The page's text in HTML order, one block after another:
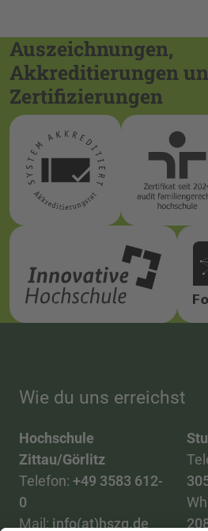
Auszeichnungen,
Akkreditierungen
Zertifizierungen
Wie du uns erreichst
Hochschule
Zittau/Görlitz
Telefon: +49 3583 612-
0
Mail: info(at)hszg.de